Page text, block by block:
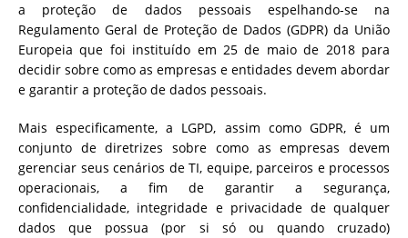
a proteção de dados pessoais espelhando-se na
Regulamento Geral de Proteção de Dados (GDPR) da União
Europeia que foi instituído em 25 de maio de 2018 para
decidir sobre como as empresas e entidades devem abordar
e garantir a proteção de dados pessoais.
Mais especificamente, a LGPD, assim como GDPR, é um
conjunto de diretrizes sobre como as empresas devem
gerenciar seus cenários de TI, equipe, parceiros e processos
operacionais, a fim de garantir a segurança,
confidencialidade, integridade e privacidade de qualquer
dados que possua (por si só ou quando cruzado)